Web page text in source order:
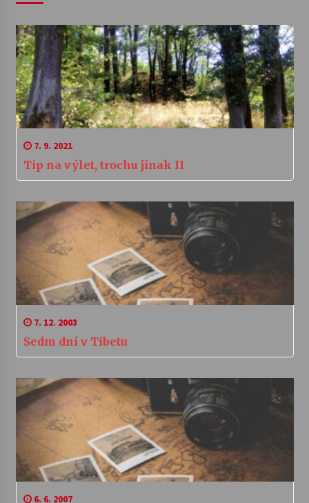
7. 9. 2021
Tip na výlet, trochu jinak II
7. 12. 2003
Sedm dní v Tibetu
6. 6. 2007